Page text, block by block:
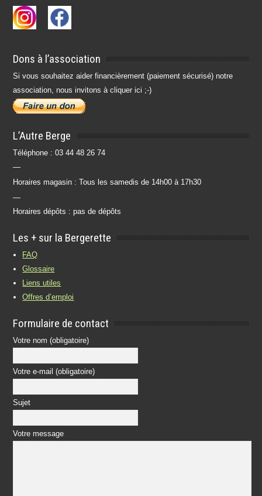
Dons à l’association
Si vous souhaitez aider financièrement (paiement sécurisé) notre
association, nous invitons à cliquer ici ;-)
L’Autre Berge
Téléphone : 03 44 48 26 74
—
Horaires magasin : Tous les samedis de 14h00 à 17h30
—
Horaires dépôts : pas de dépôts
Les + sur la Bergerette
FAQ
Glossaire
Liens utiles
Offres d’emploi
Formulaire de contact
Votre nom (obligatoire)
Votre e-mail (obligatoire)
Sujet
Votre message